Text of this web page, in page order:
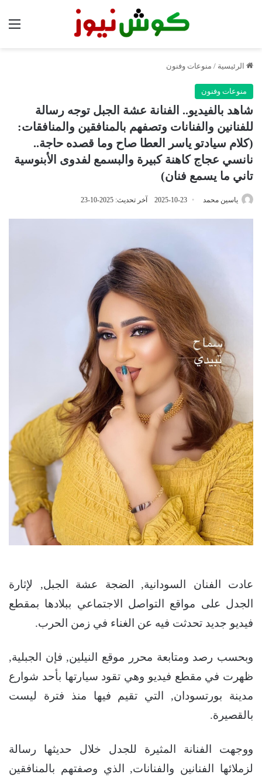
الرئيسية / منوعات وفنون
منوعات وفنون
شاهد بالفيديو.. الفنانة عشة الجبل توجه رسالة
للفنانين والفنانات وتصفهم بالمنافقين والمنافقات:
(كلام سيادتو ياسر العطا صاح وما قصده حاجة..
نانسي عجاج كاهنة كبيرة والبسمع لفدوى الأبنوسية
تاني ما يسمع فنان)
ياسين محمد 2025-10-23 آخر تحديث: 2025-10-23
عادت الفنان السودانية, الضجة عشة الجبل, لإثارة
الجدل على مواقع التواصل الاجتماعي ببلادها بمقطع
فيديو جديد تحدثت فيه عن الغناء في زمن الحرب.
وبحسب رصد ومتابعة محرر موقع النيلين, فإن الجبلية,
ظهرت في مقطع فيديو وهي تقود سيارتها بأحد شوارع
مدينة بورتسودان, التي تقيم فيها منذ فترة ليست
بالقصيرة.
ووجهت الفنانة المثيرة للجدل خلال حديثها رسالة
لزملائها الفنانين والفنانات, الذي وصفتهم بالمنافقين